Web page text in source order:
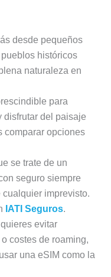
desde pequeños
históricos
naturaleza en
para
disfrutar del paisaje
comparar opciones
se trate de un
seguro siempre
imprevisto.
IATI Seguros.
evitar
costes de roaming,
una eSIM como la